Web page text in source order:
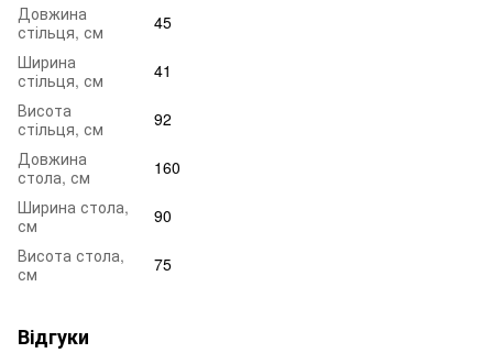
Довжина
стільця, см
45
Ширина
стільця, см
41
Висота
стільця, см
92
Довжина
стола, см
160
Ширина стола,
см
90
Висота стола,
см
75
Відгуки